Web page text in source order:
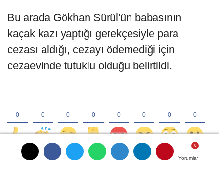
Yorumlar
Yorumlar
Yorumlar
Bu arada Gökhan Sürül'ün babasının
kaçak kazı yaptığı gerekçesiyle para
cezası aldığı, cezayı ödemediği için
cezaevinde tutuklu olduğu belirtildi.